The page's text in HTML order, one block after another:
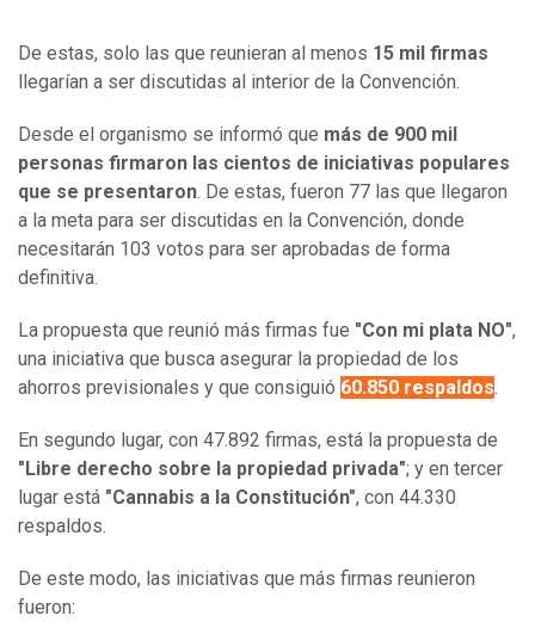
De estas, solo las que reunieran al menos 15 mil firmas
llegarían a ser discutidas al interior de la Convención.
Desde el organismo se informó que más de 900 mil
personas firmaron las cientos de iniciativas populares
que se presentaron. De estas, fueron 77 las que llegaron
a la meta para ser discutidas en la Convención, donde
necesitarán 103 votos para ser aprobadas de forma
definitiva.
La propuesta que reunió más firmas fue "Con mi plata NO",
una iniciativa que busca asegurar la propiedad de los
ahorros previsionales y que consiguió 60.850 respaldos.
En segundo lugar, con 47.892 firmas, está la propuesta de
"Libre derecho sobre la propiedad privada"; y en tercer
lugar está "Cannabis a la Constitución", con 44.330
respaldos.
De este modo, las iniciativas que más firmas reunieron
fueron: